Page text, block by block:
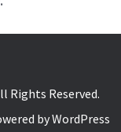
Rights Reserved.
byWordPress